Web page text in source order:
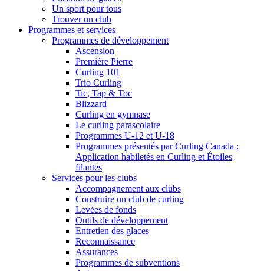
Un sport pour tous
Trouver un club
Programmes et services
Programmes de développement
Ascension
Première Pierre
Curling 101
Trio Curling
Tic, Tap & Toc
Blizzard
Curling en gymnase
Le curling parascolaire
Programmes U-12 et U-18
Programmes présentés par Curling Canada :
Application habiletés en Curling et Étoiles
filantes
Services pour les clubs
Accompagnement aux clubs
Construire un club de curling
Levées de fonds
Outils de développement
Entretien des glaces
Reconnaissance
Assurances
Programmes de subventions